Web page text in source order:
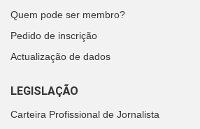
Quem pode ser membro?
Pedido de inscrição
Actualização de dados
LEGISLAÇÃO
Carteira Profissional de Jornalista